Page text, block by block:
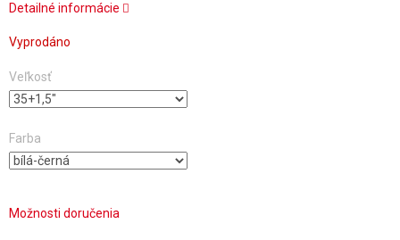
Detailné informácie
Vyprodáno
Veľkosť
Farba
Možnosti doručenia